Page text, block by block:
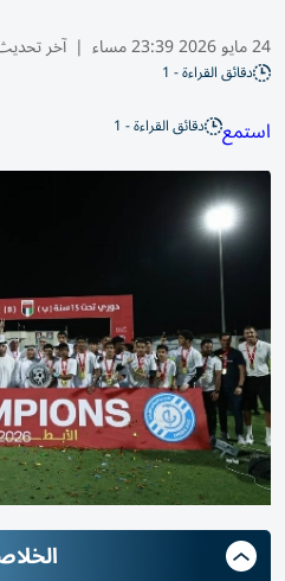
24 مايو 2026 23:39 مساء | آخر
دقائق القراءة - 1
استمع دقائق القراءة - 1